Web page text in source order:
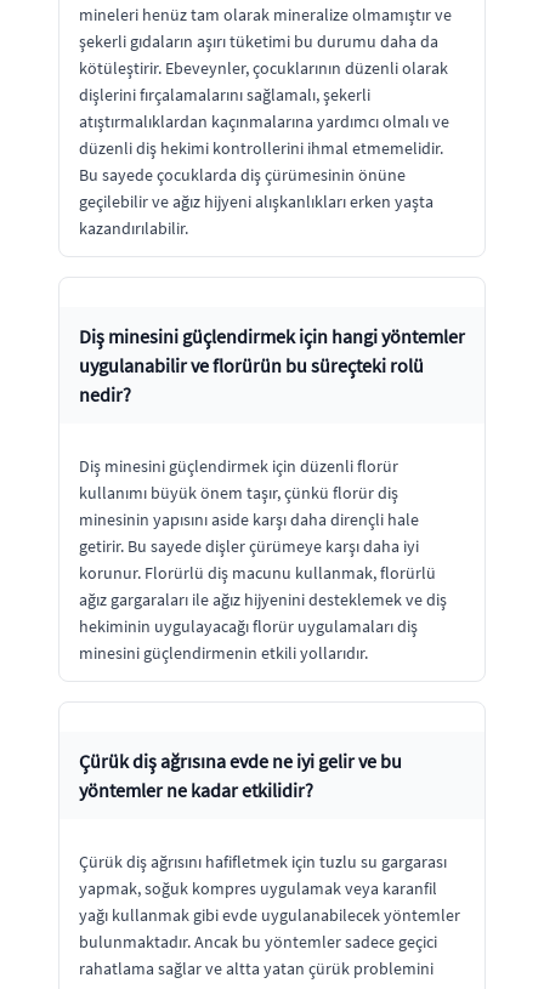
mineleri henüz tam olarak mineralize olmamıştır ve
şekerli gıdaların aşırı tüketimi bu durumu daha da
kötüleştirir. Ebeveynler, çocuklarının düzenli olarak
dişlerini fırçalamalarını sağlamalı, şekerli
atıştırmalıklardan kaçınmalarına yardımcı olmalı ve
düzenli diş hekimi kontrollerini ihmal etmemelidir.
Bu sayede çocuklarda diş çürümesinin önüne
geçilebilir ve ağız hijyeni alışkanlıkları erken yaşta
kazandırılabilir.
Diş minesini güçlendirmek için hangi yöntemler
uygulanabilir ve florürün bu süreçteki rolü
nedir?
Diş minesini güçlendirmek için düzenli florür
kullanımı büyük önem taşır, çünkü florür diş
minesinin yapısını aside karşı daha dirençli hale
getirir. Bu sayede dişler çürümeye karşı daha iyi
korunur. Florürlü diş macunu kullanmak, florürlü
ağız gargaraları ile ağız hijyenini desteklemek ve diş
hekiminin uygulayacağı florür uygulamaları diş
minesini güçlendirmenin etkili yollarıdır.
Çürük diş ağrısına evde ne iyi gelir ve bu
yöntemler ne kadar etkilidir?
Çürük diş ağrısını hafifletmek için tuzlu su gargarası
yapmak, soğuk kompres uygulamak veya karanfil
yağı kullanmak gibi evde uygulanabilecek yöntemler
bulunmaktadır. Ancak bu yöntemler sadece geçici
rahatlama sağlar ve altta yatan çürük problemini